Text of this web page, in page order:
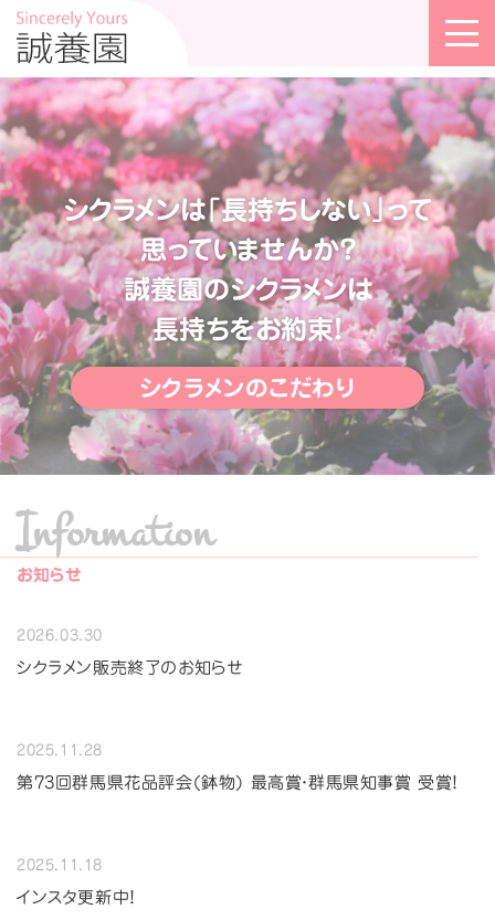
シクラメンは「長持ちしない」って
思っていませんか？
誠養園のシクラメンは
長持ちをお約束！
シクラメンのこだわり
Information
お知らせ
2026.03.30
シクラメン販売終了のお知らせ
2025.11.28
第73回群馬県花品評会(鉢物) 最高賞・群馬県知事賞 受賞！
2025.11.18
インスタ更新中！